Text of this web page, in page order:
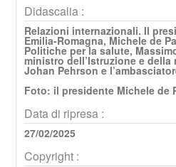
Didascalia :
Relazioni internazionali. Il
Emilia-Romagna, Michele de
Politiche per la salute,
ministro dell’Istruzione e della
Johan Pehrson e
Foto: il presidente Michele de
Data di ripresa :
27/02/2025
Copyright :